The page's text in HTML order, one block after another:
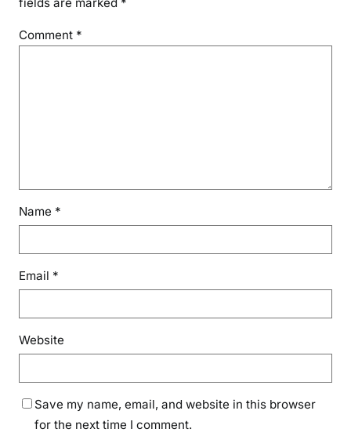
Comment *
Name *
Email *
Website
Save my name, email, and website in this browser
for the next time I comment.